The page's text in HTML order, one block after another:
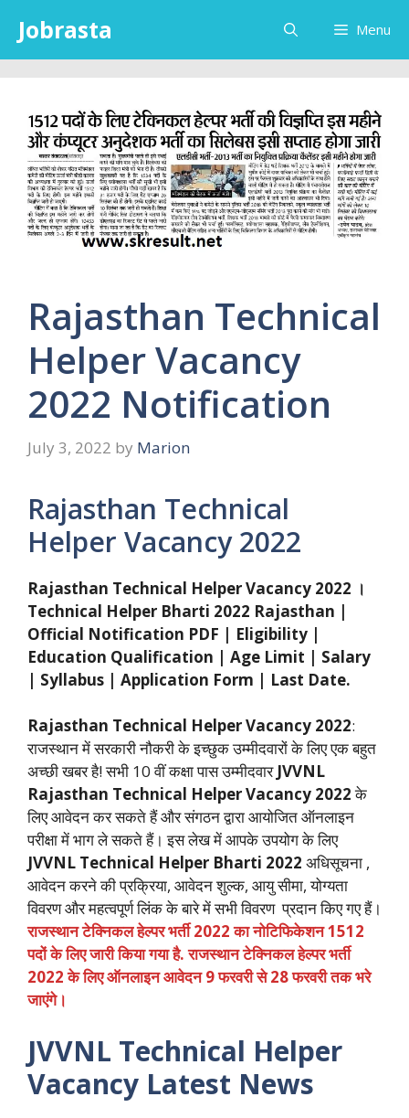
content
Jobrasta Menu
Rajasthan Technical
Helper Vacancy
2022 Notification
July 3, 2022 by Marion
Rajasthan Technical
Helper Vacancy 2022
Rajasthan Technical Helper Vacancy 2022 ।
Technical Helper Bharti 2022 Rajasthan |
Official Notification PDF | Eligibility |
Education Qualification | Age Limit | Salary
| Syllabus | Application Form | Last Date.
Rajasthan Technical Helper Vacancy 2022:
राजस्थान में सरकारी नौकरी के इच्छुक उम्मीदवारों के लिए एक बहुत
अच्छी खबर है! सभी 10 वीं कक्षा पास उम्मीदवार JVVNL
Rajasthan Technical Helper Vacancy 2022के
लिए आवेदन कर सकते हैं और संगठन द्वारा आयोजित ऑनलाइन
परीक्षा में भाग ले सकते हैं। इस लेख में आपके उपयोग के लिए
JVVNL Technical Helper Bharti 2022 अधिसूचना ,
आवेदन करने की प्रक्रिया, आवेदन शुल्क, आयु सीमा, योग्यता
विवरण और महत्वपूर्ण लिंक के बारे में सभी विवरण प्रदान किए गए हैं।
राजस्थान टेक्निकल हेल्पर भर्ती 2022 का नोटिफिकेशन 1512
पदों के लिए जारी किया गया है. राजस्थान टेक्निकल हेल्पर भर्ती
2022 के लिए ऑनलाइन आवेदन 9 फरवरी से 28 फरवरी तक भरे
जाएंगे।
JVVNL Technical Helper
Vacancy Latest News